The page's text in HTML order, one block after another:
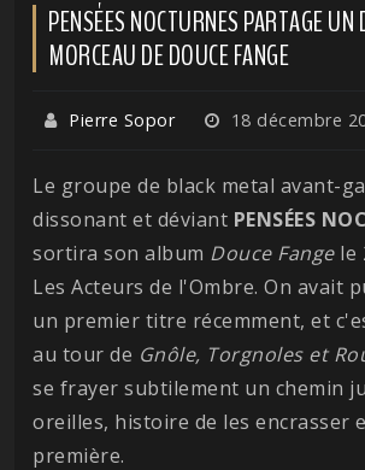
PENSÉES NOCTURNES PARTAGE UN
MORCEAU DE DOUCE FANGE
Pierre Sopor 18 décembre
Le groupe de black metal avant-
dissonant et déviant PENSÉES
sortira son album Douce Fangele
Les Acteurs de l'Ombre. On avait
un premier titre récemment, et
au tour de Gnôle, Torgnoles et
se frayer subtilement un chemin
oreilles, histoire de les encrasser
première.